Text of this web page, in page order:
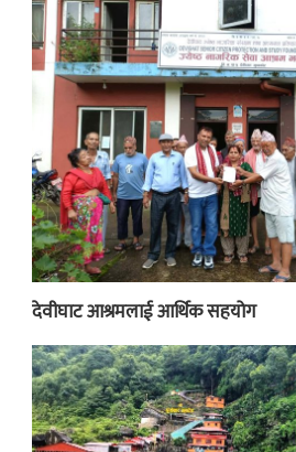
देवीघाट आश्रमलाई आर्थिक सहयोग